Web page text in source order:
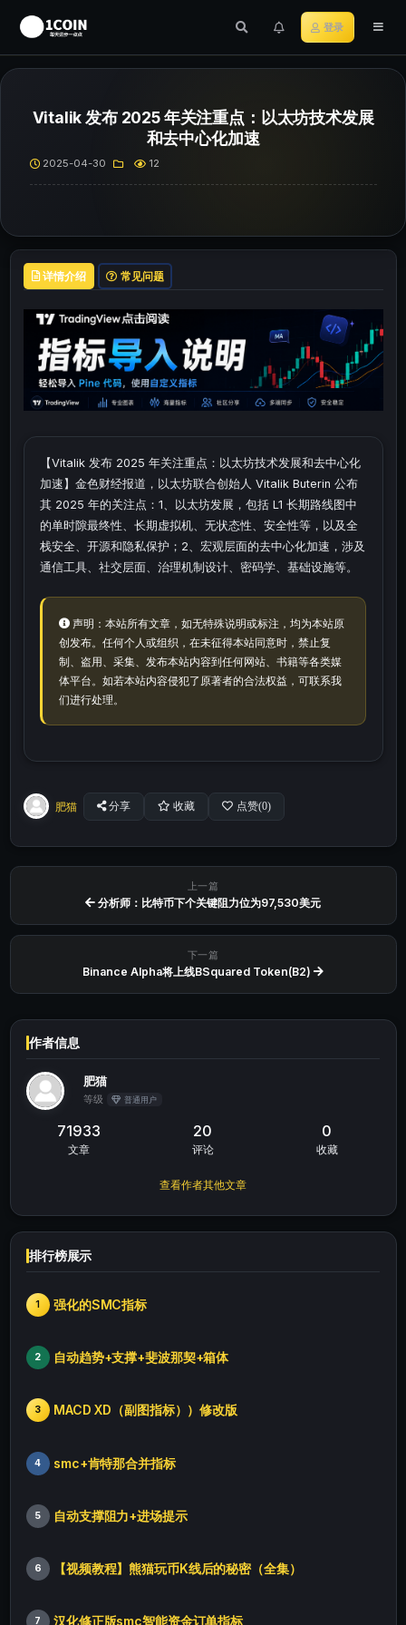
登录
Vitalik 发布 2025 年关注重点：以太坊技术发展
和去中心化加速
2025-04-30 12
详情介绍 常见问题
【Vitalik 发布 2025 年关注重点：以太坊技术发展和去中心化
加速】金色财经报道，以太坊联合创始人 Vitalik Buterin 公布
其 2025 年的关注点：1、以太坊发展，包括 L1 长期路线图中
的单时隙最终性、长期虚拟机、无状态性、安全性等，以及全
栈安全、开源和隐私保护；2、宏观层面的去中心化加速，涉及
通信工具、社交层面、治理机制设计、密码学、基础设施等。
声明：本站所有文章，如无特殊说明或标注，均为本站原
创发布。任何个人或组织，在未征得本站同意时，禁止复
制、盗用、采集、发布本站内容到任何网站、书籍等各类媒
体平台。如若本站内容侵犯了原著者的合法权益，可联系我
们进行处理。
肥猫 分享 收藏 点赞(0)
上一篇
分析师：比特币下个关键阻力位为97,530美元
下一篇
Binance Alpha将上线BSquared Token(B2)
作者信息
肥猫
等级 普通用户
71933
文章
20
评论
0
收藏
查看作者其他文章
排行榜展示
1 强化的SMC指标
2 自动趋势+支撑+斐波那契+箱体
3 MACD XD（副图指标））修改版
4 smc+肯特那合并指标
5 自动支撑阻力+进场提示
6 【视频教程】熊猫玩币K线后的秘密（全集）
7 汉化修正版smc智能资金订单指标